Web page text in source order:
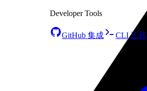
Developer Tools
GitHub 集成 CLI 工具